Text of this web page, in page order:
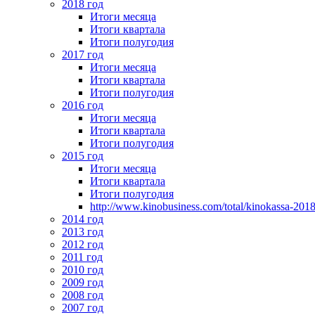
2018 год
Итоги месяца
Итоги квартала
Итоги полугодия
2017 год
Итоги месяца
Итоги квартала
Итоги полугодия
2016 год
Итоги месяца
Итоги квартала
Итоги полугодия
2015 год
Итоги месяца
Итоги квартала
Итоги полугодия
http://www.kinobusiness.com/total/kinokassa-
2014 год
2013 год
2012 год
2011 год
2010 год
2009 год
2008 год
2007 год